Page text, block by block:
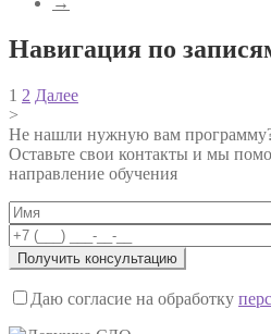
Навигация по
1 2 Далее
>
Не нашли нужную вам
Оставьте свои контакты и мы
направление обучения
Даю согласие на обработку